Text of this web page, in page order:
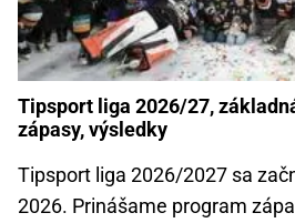
Tipsport liga 2026/27,
zápasy, výsledky
Tipsport liga 2026/2027 sa
2026. Prinášame program